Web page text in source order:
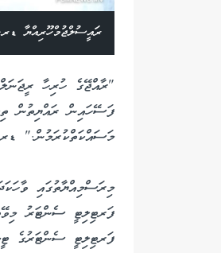
ރައީސުލްޖުމްހޫރިއްޔާ
"ރާއްޖޭގެ ހުރިހާ
ފަސޭހައިން ރައްޔިތުން
މަސައްކަތްކުރަމުން."
މިރަސްމިއްޔާތުގައި
ފަރޓިލިޓީ ސެންޓަރު
ފަރޓިލިޓީ ސެންޓަރުގެ